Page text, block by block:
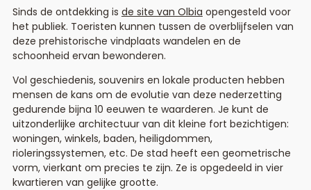
Sinds de ontdekking is de site van Olbia opengesteld voor
het publiek. Toeristen kunnen tussen de overblijfselen van
deze prehistorische vindplaats wandelen en de
schoonheid ervan bewonderen.
Vol geschiedenis, souvenirs en lokale producten hebben
mensen de kans om de evolutie van deze nederzetting
gedurende bijna 10 eeuwen te waarderen. Je kunt de
uitzonderlijke architectuur van dit kleine fort bezichtigen:
woningen, winkels, baden, heiligdommen,
rioleringssystemen, etc. De stad heeft een geometrische
vorm, vierkant om precies te zijn. Ze is opgedeeld in vier
kwartieren van gelijke grootte.